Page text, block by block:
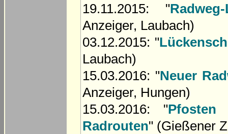
19.11.2015: "
Anzeiger, Laubach)
03.12.2015: "
Laubach)
15.03.2016: "Neuer
Anzeiger, Hungen)
15.03.2016: "
Radrouten" (Gießener